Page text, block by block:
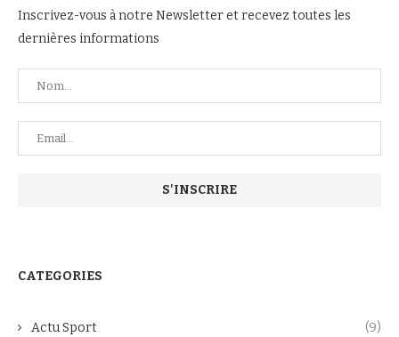
Inscrivez-vous à notre Newsletter et recevez toutes les
dernières informations
CATEGORIES
Actu Sport (9)